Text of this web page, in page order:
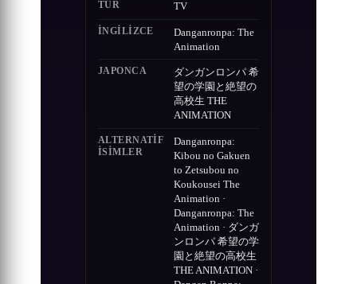
TÜR TV
İNGILIZCE
Danganronpa: The
Animation
JAPONCA
ダンガンロンパ 希
望の学園と絶望の
高校生 THE
ANIMATION
ALTERNATIF
ISIMLER
Danganronpa:
Kibou no Gakuen
to Zetsubou no
Koukousei The
Animation ·
Danganronpa: The
Animation · ダンガ
ンロンパ 希望の学
園と絶望の高校生
THE ANIMATION ·